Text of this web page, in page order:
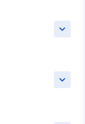
keyboard_arrow_down
keyboard_arrow_down